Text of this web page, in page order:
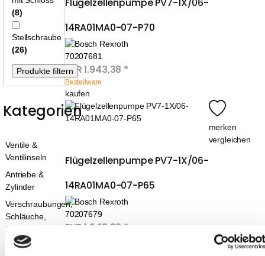
Flügelzellenpumpe PV7-1X/06-
14RA01MA0-07-P70
70207681
EUR1.943,38 *
Bestellware
kaufen
merken
vergleichen
Flügelzellenpumpe PV7-1X/06-
14RA01MA0-07-P65
70207679
EUR1.943,38 *
(8)
Stellschraube
(26)
Kategorien
Ventile &
Ventilinseln
Antriebe &
Zylinder
Verschraubungen,
Schläuche,
Rohre
Druckluftaufbereitung